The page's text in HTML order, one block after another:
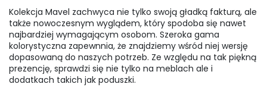
Kolekcja Mavel zachwyca nie tylko swoją gładką fakturą, ale
także nowoczesnym wyglądem, który spodoba się nawet
najbardziej wymagającym osobom. Szeroka gama
kolorystyczna zapewnnia, że znajdziemy wśród niej wersję
dopasowaną do naszych potrzeb. Ze względu na tak piękną
prezencję, sprawdzi się nie tylko na meblach ale i
dodatkach takich jak poduszki.